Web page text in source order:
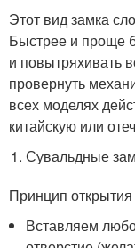
Этот вид замка
Быстрее и проще
и повытряхивать
провернуть
всех моделях
китайскую или
Сувальдные
Принцип
Вставляем